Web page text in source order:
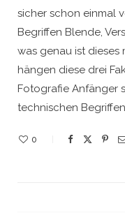
sicher schon einmal
Begriffen Blende,
was genau ist dieses
hängen diese drei
Fotografie Anfänger
technischen
0